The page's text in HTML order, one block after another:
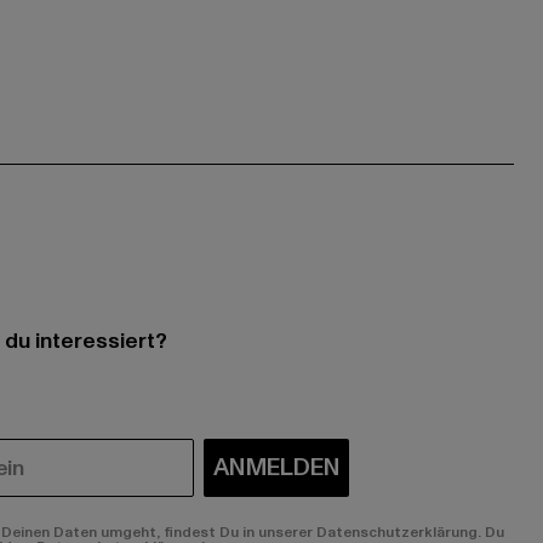
interessiert?
ANMELDEN
Daten umgeht, findest Du in unserer Datenschutzerklärung. Du